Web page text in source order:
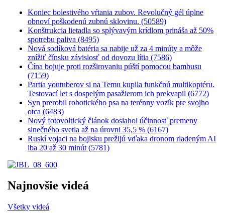
Koniec bolestivého vŕtania zubov. Revolučný gél úplne
obnoví poškodenú zubnú sklovinu. (50589)
Konštrukcia lietadla so splývavým krídlom prináša až 50%
spotrebu paliva (8495)
Nová sodíková batéria sa nabije už za 4 minúty a môže
znížiť čínsku závislosť od dovozu lítia (7586)
Čína bojuje proti rozširovaniu púští pomocou bambusu
(7159)
Partia youtuberov si na Temu kupila funkčnú multikoptéru.
Testovací let s dospelým pasažierom ich prekvapil (6772)
Syn prerobil robotického psa na terénny vozík pre svojho
otca (6483)
Nový fotovoltický článok dosiahol účinnosť premeny
slnečného svetla až na úrovni 35,5 % (6167)
Ruskí vojaci na bojisku prežijú vďaka dronom riadeným AI
iba 20 až 30 minút (5781)
Najnovšie videá
Všetky videá